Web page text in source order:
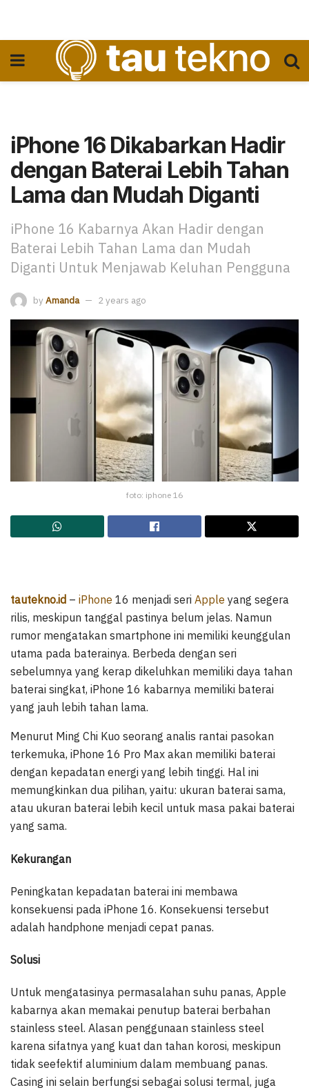
iPhone 16 Dikabarkan Hadir
dengan Baterai Lebih Tahan
Lama dan Mudah Diganti
iPhone 16 Kabarnya Akan Hadir dengan
Baterai Lebih Tahan Lama dan Mudah
Diganti Untuk Menjawab Keluhan Pengguna
by Amanda 2 years ago
foto: iphone 16
tautekno.id – iPhone 16 menjadi seri Apple yang segera
rilis, meskipun tanggal pastinya belum jelas. Namun
rumor mengatakan smartphone ini memiliki keunggulan
utama pada baterainya. Berbeda dengan seri
sebelumnya yang kerap dikeluhkan memiliki daya tahan
baterai singkat, iPhone 16 kabarnya memiliki baterai
yang jauh lebih tahan lama.
Menurut Ming Chi Kuo seorang analis rantai pasokan
terkemuka, iPhone 16 Pro Max akan memiliki baterai
dengan kepadatan energi yang lebih tinggi. Hal ini
memungkinkan dua pilihan, yaitu: ukuran baterai sama,
atau ukuran baterai lebih kecil untuk masa pakai baterai
yang sama.
Kekurangan
Peningkatan kepadatan baterai ini membawa
konsekuensi pada iPhone 16. Konsekuensi tersebut
adalah handphone menjadi cepat panas.
Solusi
Untuk mengatasinya permasalahan suhu panas, Apple
kabarnya akan memakai penutup baterai berbahan
stainless steel. Alasan penggunaan stainless steel
karena sifatnya yang kuat dan tahan korosi, meskipun
tidak seefektif aluminium dalam membuang panas.
Casing ini selain berfungsi sebagai solusi termal, juga